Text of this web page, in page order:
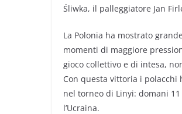
Śliwka, il palleggiatore Jan
La Polonia ha mostrato
momenti di maggiore
gioco collettivo e di intesa,
Con questa vittoria i
nel torneo di Linyi: domani
l’Ucraina.